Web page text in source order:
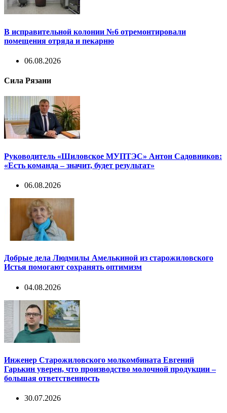
В исправительной колонии №6 отремонтировали
помещения отряда и пекарню
06.08.2026
Сила Рязани
Руководитель «Шиловское МУПТЭС» Антон Садовников:
«Есть команда – значит, будет результат»
06.08.2026
Добрые дела Людмилы Амелькиной из старожиловского
Истья помогают сохранять оптимизм
04.08.2026
Инженер Старожиловского молкомбината Евгений
Гарькин уверен, что производство молочной продукции –
большая ответственность
30.07.2026